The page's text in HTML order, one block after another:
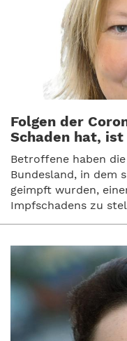
Folgen der
Schaden hat,
Betroffene haben
Bundesland, in dem
geimpft wurden,
Impfschadens zu